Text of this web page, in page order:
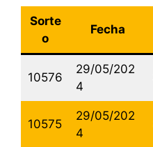
Sorte
o
Fecha
10576
29/05/202
4
10575
29/05/202
4